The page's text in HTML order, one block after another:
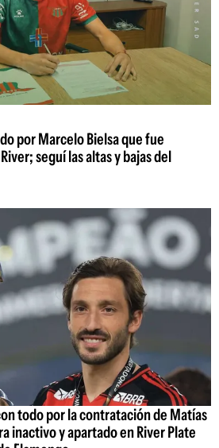
por Marcelo Bielsa que fue
seguí las altas y bajas del
todo por la contratación de Matías
inactivo y apartado en River Plate